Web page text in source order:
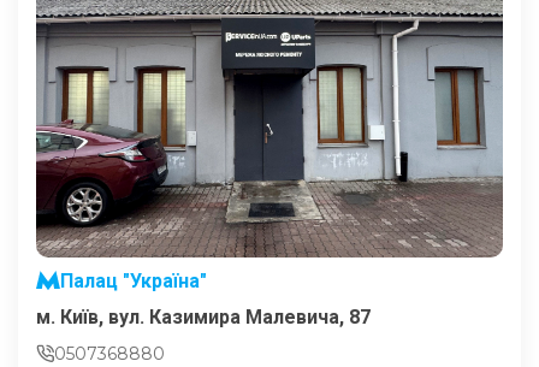
Палац "Україна"
м. Київ, вул. Казимира Малевича, 87
0507368880